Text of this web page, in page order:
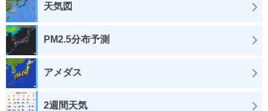
天気図
PM2.5分布予測
アメダス
2週間天気